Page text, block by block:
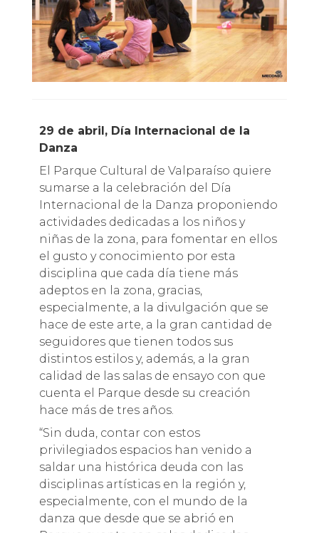
29 de abril, Día Internacional de la
Danza
El Parque Cultural de Valparaíso quiere
sumarse a la celebración del Día
Internacional de la Danza proponiendo
actividades dedicadas a los niños y
niñas de la zona, para fomentar en ellos
el gusto y conocimiento por esta
disciplina que cada día tiene más
adeptos en la zona, gracias,
especialmente, a la divulgación que se
hace de este arte, a la gran cantidad de
seguidores que tienen todos sus
distintos estilos y, además, a la gran
calidad de las salas de ensayo con que
cuenta el Parque desde su creación
hace más de tres años.
“Sin duda, contar con estos
privilegiados espacios han venido a
saldar una histórica deuda con las
disciplinas artísticas en la región y,
especialmente, con el mundo de la
danza que desde que se abrió en